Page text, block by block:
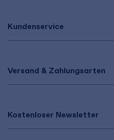
Kundenservice
Versand & Zahlungsarten
Kostenloser Newsletter